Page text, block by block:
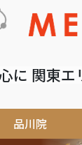
に 関東
品川院